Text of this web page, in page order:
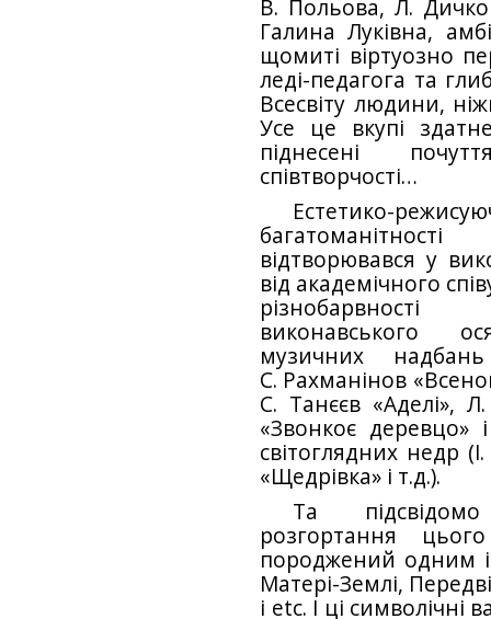
В. Польова, Л.
Галина Луківна,
щомиті віртуозно
леді-педагога та
Всесвіту людини,
Усе це вкупі
піднесені
співтворчості…
Естетико-
відтворювався у
від академічного
виконавського
музичних
С. Рахманінов
С. Танєєв «Аделі»,
«Звонкоє деревцо»
світоглядних недр
«Щедрівка» і т.д.).
Та
розгортання
породжений одним
Матері-Землі,
і etc. І ці символічні